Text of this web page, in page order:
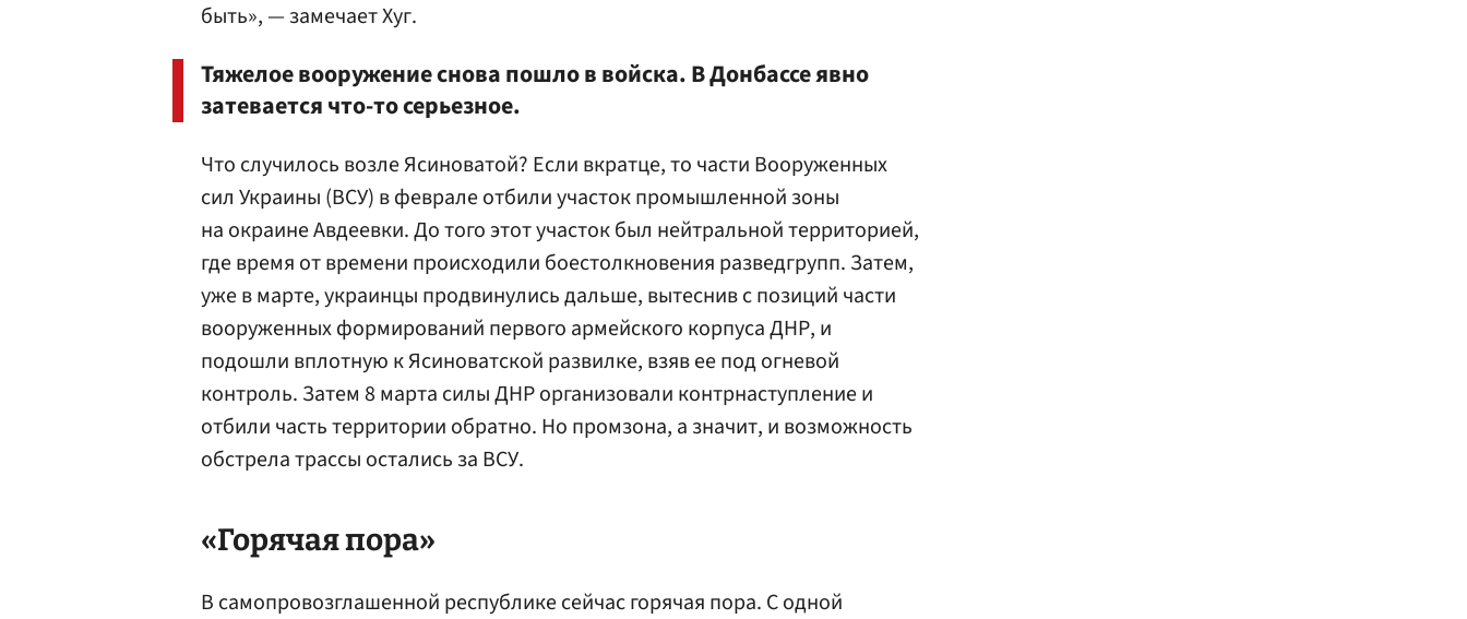
быть», — замечает Хуг.
Тяжелое вооружение снова пошло в войска. В Донбассе явно
затевается что-то серьезное.
Что случилось возле Ясиноватой? Если вкратце, то части Вооруженных
сил Украины (ВСУ) в феврале отбили участок промышленной зоны
на окраине Авдеевки. До того этот участок был нейтральной территорией,
где время от времени происходили боестолкновения разведгрупп. Затем,
уже в марте, украинцы продвинулись дальше, вытеснив с позиций части
вооруженных формирований первого армейского корпуса ДНР, и
подошли вплотную к Ясиноватской развилке, взяв ее под огневой
контроль. Затем 8 марта силы ДНР организовали контрнаступление и
отбили часть территории обратно. Но промзона, а значит, и возможность
обстрела трассы остались за ВСУ.
«Горячая пора»
В самопровозглашенной республике сейчас горячая пора. С одной